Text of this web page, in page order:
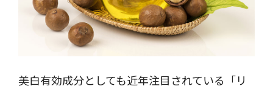
美白有効成分としても近年注目されている「リ